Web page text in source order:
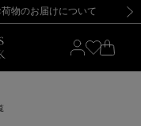
新規登録のお客様も対象！＜MY BARNEYS＞会員のお客様は11,000円（税込）以上のお買上げで常時送料無料！お買い物の際は会員登録を！
【夏季休業に伴う返品・交換承り一時停止のお知らせ】（2026.8.5）
物のお届けについて
・ご注意事項 新規登録のお客様も対象！＜MY BARNEYS＞会員のお客様は11,000円（税込）以上のお買上げで常時送料無料！お買い物の際は会員登録を！
【夏季休業に伴う返品・交換承り一時停止のお知らせ】（2026.8.5）